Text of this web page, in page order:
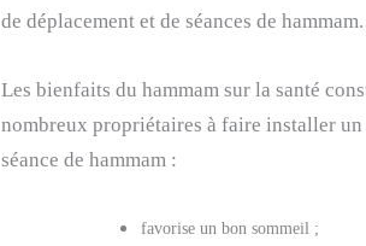
de déplacement et de séances de hammam.
Les bienfaits du hammam sur la santé
nombreux propriétaires à faire installer
séance de hammam :
favorise un bon sommeil ;